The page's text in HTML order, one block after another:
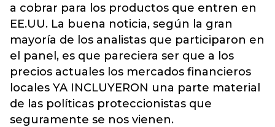
a cobrar para los productos que entren en
EE.UU. La buena noticia, según la gran
mayoría de los analistas que participaron en
el panel, es que pareciera ser que a los
precios actuales los mercados financieros
locales YA INCLUYERON una parte material
de las políticas proteccionistas que
seguramente se nos vienen.